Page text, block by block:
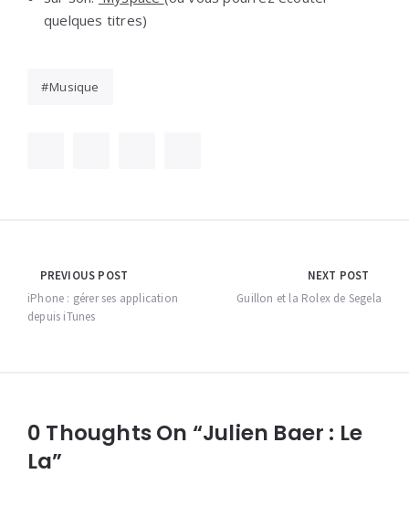
quelques titres)
Musique
Navigation
de
l’article
PREVIOUS POST
iPhone : gérer ses application
depuis iTunes
NEXT POST
Guillon et la Rolex de Segela
0 Thoughts On “Julien Baer : Le
La”